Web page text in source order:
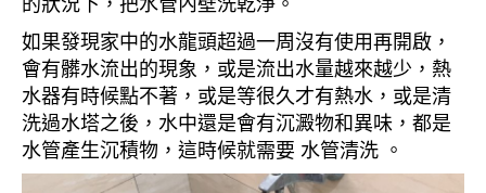
如果發現家中的水龍頭超過一周沒有使用再開啟，
會有髒水流出的現象，或是流出水量越來越少，熱
水器有時候點不著，或是等很久才有熱水，或是清
洗過水塔之後，水中還是會有沉澱物和異味，都是
水管產生沉積物，這時候就需要 水管清洗 。